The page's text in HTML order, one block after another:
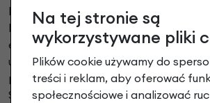
lub kartą płatniczą - w przypadku
korzysta w Sklepie Internetowym ze
elektronicznych lub kartą płatniczą
udostępnia zebrane dane osobowe
podmiotowi obsługującemu powyższe
Sklepie Internetowym na zlecenie
Na tej stronie są
wykorzystywane pliki
Plików cookie używamy do
treści i reklam, aby oferować
społecznościowe i analizować